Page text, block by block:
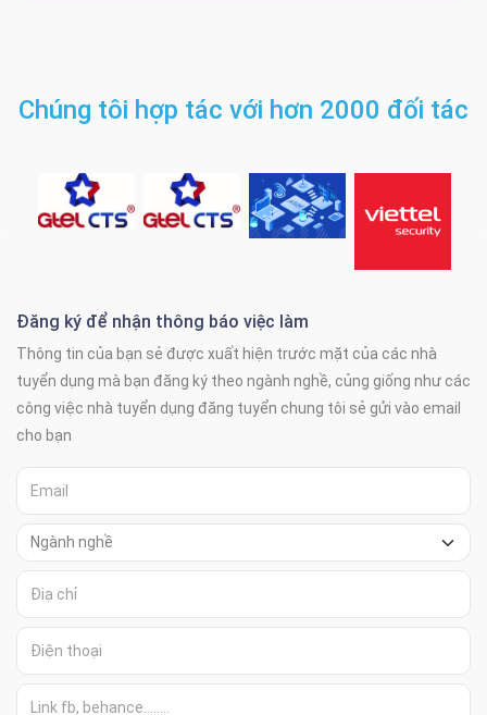
Chúng tôi hợp tác với hơn 2000 đối tác
Đăng ký để nhận thông báo việc làm
Thông tin của bạn sẻ được xuất hiện trước mặt của các nhà
tuyển dụng mà bạn đăng ký theo ngành nghề, củng giống như các
công việc nhà tuyển dụng đăng tuyển chung tôi sẻ gửi vào email
cho bạn